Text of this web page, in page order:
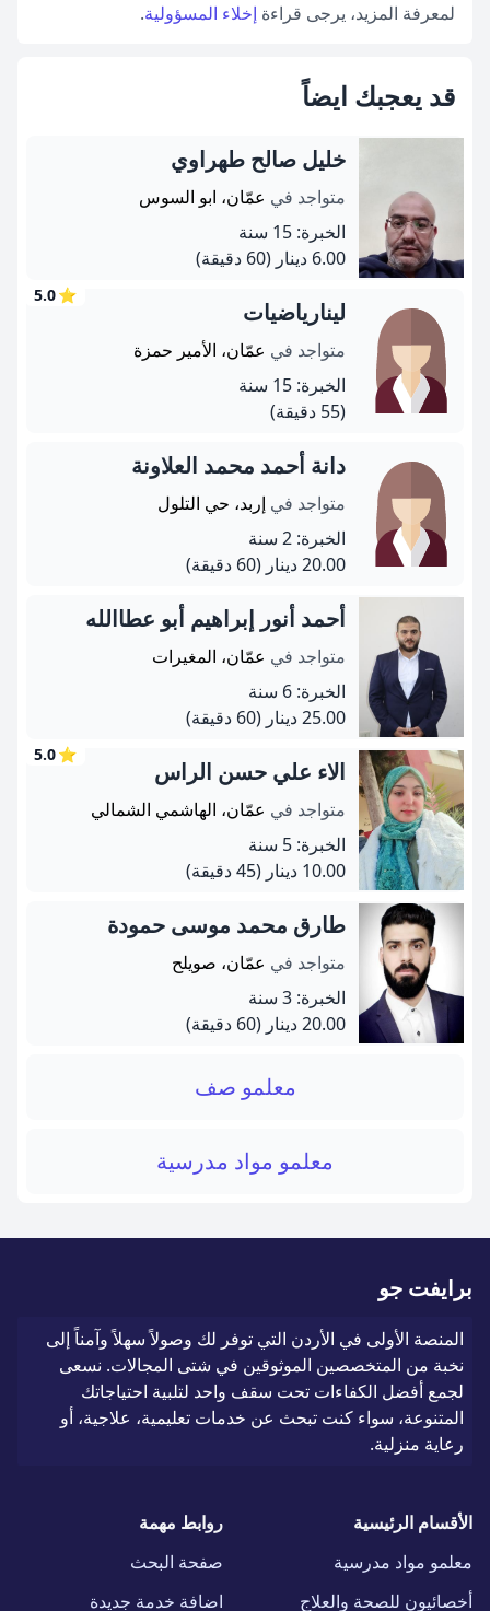
لمعرفة المزيد، يرجى قراءة إخلاء المسؤولية.
قد يعجبك ايضاً
خليل صالح طهراوي
متواجد في عمّان، ابو السوس
الخبرة: 15 سنة
6.00 دينار
(60 دقيقة)
⭐
5.0
لينارياضيات
متواجد في عمّان، الأمير حمزة
الخبرة: 15 سنة
(55 دقيقة)
دانة أحمد محمد العلاونة
متواجد في إربد، حي التلول
الخبرة: 2 سنة
20.00 دينار
(60 دقيقة)
أحمد أنور إبراهيم أبو عطاالله
متواجد في عمّان، المغيرات
الخبرة: 6 سنة
25.00 دينار
(60 دقيقة)
⭐
5.0
الاء علي حسن الراس
متواجد في عمّان، الهاشمي الشمالي
الخبرة: 5 سنة
10.00 دينار
(45 دقيقة)
طارق محمد موسى حمودة
متواجد في عمّان، صويلح
الخبرة: 3 سنة
20.00 دينار
(60 دقيقة)
معلمو صف
معلمو مواد مدرسية
برايفت جو
المنصة الأولى في الأردن التي توفر لك وصولاً سهلاً وآمناً إلى
نخبة من المتخصصين الموثوقين في شتى المجالات. نسعى
لجمع أفضل الكفاءات تحت سقف واحد لتلبية احتياجاتك
المتنوعة، سواء كنت تبحث عن خدمات تعليمية، علاجية، أو
رعاية منزلية.
الأقسام الرئيسية
معلمو مواد مدرسية
أخصائيون للصحة والعلاج
روابط مهمة
صفحة البحث
اضافة خدمة جديدة